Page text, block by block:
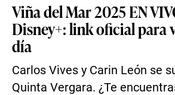
Viña del Mar 2025 EN
Disney+: link oficial para
día
Carlos Vives y Carin León se
Quinta Vergara. ¿Te